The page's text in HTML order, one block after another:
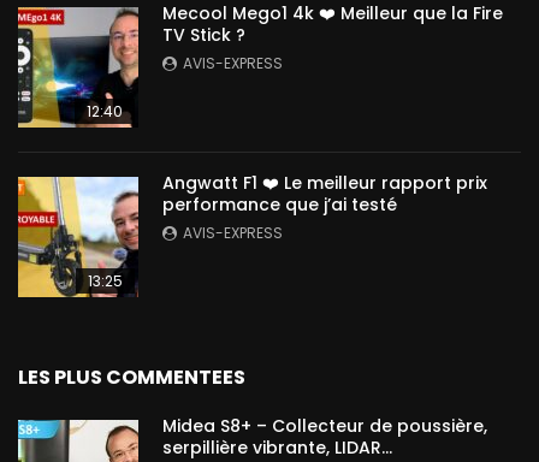
12:40
Mecool Mego1 4k ❤️ Meilleur que la Fire
TV Stick ?
AVIS-EXPRESS
13:25
Angwatt F1 ❤️ Le meilleur rapport prix
performance que j’ai testé
AVIS-EXPRESS
LES PLUS COMMENTEES
Midea S8+ – Collecteur de poussière,
serpillière vibrante, LIDAR…